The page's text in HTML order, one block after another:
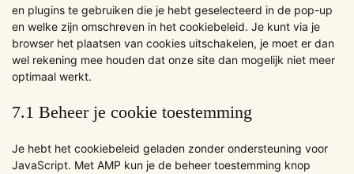
en plugins te gebruiken die je hebt geselecteerd in de pop-up
en welke zijn omschreven in het cookiebeleid. Je kunt via je
browser het plaatsen van cookies uitschakelen, je moet er dan
wel rekening mee houden dat onze site dan mogelijk niet meer
optimaal werkt.
7.1 Beheer je cookie toestemming
Je hebt het cookiebeleid geladen zonder ondersteuning voor
JavaScript. Met AMP kun je de beheer toestemming knop